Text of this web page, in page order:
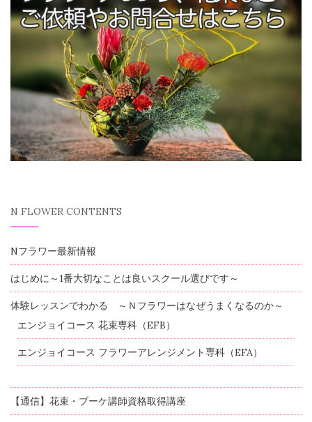
N FLOWER CONTENTS
Nフラワー最新情報
はじめに～1番大切なことは良いスクール選びです～
体験レッスンでわかる ～Ｎフラワーはなぜうまくなるのか～
エンジョイコース 花束専科（EFB）
エンジョイコース フラワーアレンジメント専科（EFA）
【通信】花束・ブーケ講師資格取得講座